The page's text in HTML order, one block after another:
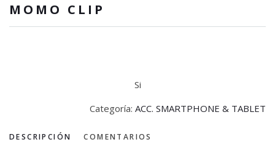
MOMO CLIP
Si
Categoría: ACC. SMARTPHONE & TABLET
DESCRIPCIÓN COMENTARIOS